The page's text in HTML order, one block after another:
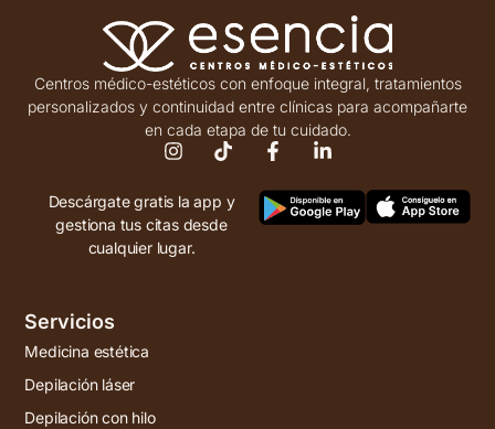
Centros médico-estéticos con enfoque integral, tratamientos
personalizados y continuidad entre clínicas para acompañarte
en cada etapa de tu cuidado.
Descárgate gratis la app y
gestiona tus citas desde
cualquier lugar.
Servicios
Medicina estética
Depilación láser
Depilación con hilo